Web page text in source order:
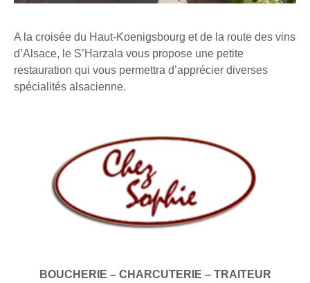
A la croisée du Haut-Koenigsbourg et de la route des vins
d’Alsace, le S’Harzala vous propose une petite
restauration qui vous permettra d’apprécier diverses
spécialités alsacienne.
BOUCHERIE – CHARCUTERIE – TRAITEUR